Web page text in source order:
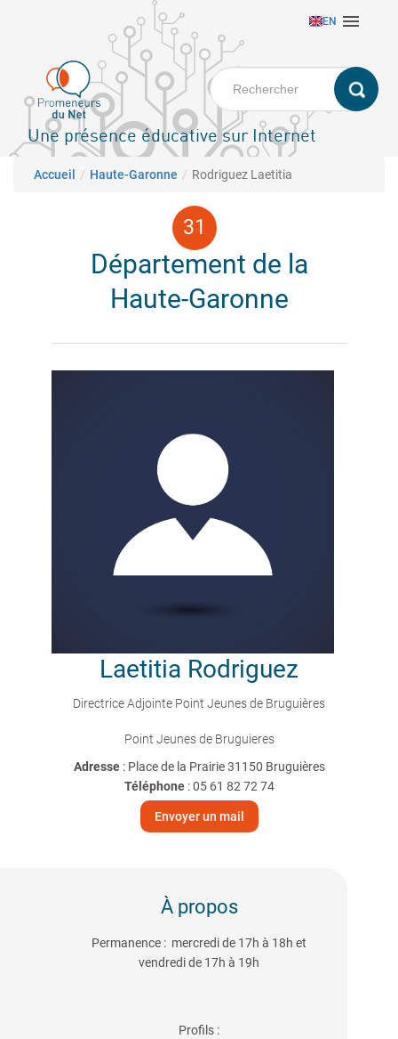
principal
EN 
Une présence éducative sur Internet
Fil d'Ariane
Accueil Haute-Garonne Rodriguez Laetitia
Département de la
Haute-Garonne
Laetitia Rodriguez
Directrice Adjointe Point Jeunes de Bruguières
Point Jeunes de Bruguieres
Adresse : Place de la Prairie 31150 Bruguières
Téléphone:05 61 82 72 74
Envoyer un mail
À propos
Permanence : mercredi de 17h à 18h et
vendredi de 17h à 19h
Profils :